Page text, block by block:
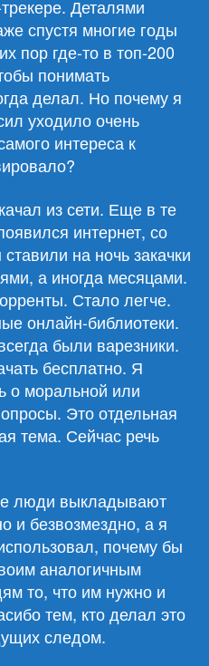
Деталями
спустя многие годы
пор где-то в топ-200
понимать
делал. Но почему я
уходило очень
интереса к
из сети. Еще в те
интернет, со
на ночь закачки
а иногда месяцами.
Стало легче.
онлайн-библиотеки.
были варезники.
бесплатно. Я
о моральной или
Это отдельная
тема. Сейчас речь
люди выкладывают
и безвозмездно, а я
почему бы
аналогичным
то, что им нужно и
тем, кто делал это
следом.